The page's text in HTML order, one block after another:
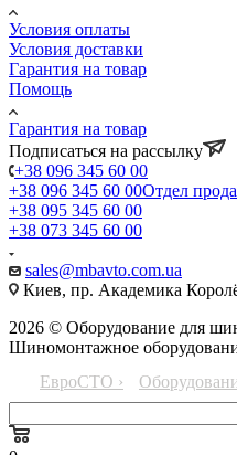
Условия оплаты
Условия доставки
Гарантия на товар
Помощь
Гарантия на товар
Подписаться на рассылку
+38 096 345 60 00
+38 096 345 60 00Отдел
+38 095 345 60 00
+38 073 345 60 00
sales@mbavto.com.ua
Киев, пр. Академика
2026 © Оборудование для
Шиномонтажное
ЕвроСТО ›